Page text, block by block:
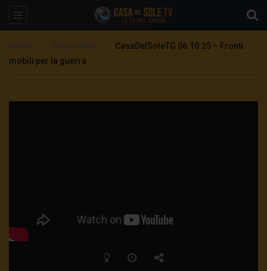
CasaDelSoleTG 06.10.25 – Fronti
mobili per la guerra